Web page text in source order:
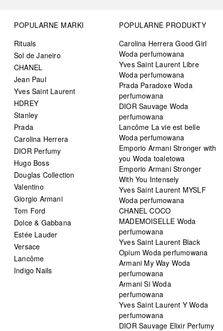
POPULARNE MARKI
Rituals
Sol de Janeiro
CHANEL
Jean Paul
Yves Saint Laurent
HDREY
Stanley
Prada
Carolina Herrera
DIOR Perfumy
Hugo Boss
Douglas Collection
Valentino
Giorgio Armani
Tom Ford
Dolce & Gabbana
Estée Lauder
Versace
Lancôme
Indigo Nails
POPULARNE PRODUKTY
Carolina Herrera Good Girl
Woda perfumowana
Yves Saint Laurent Libre
Woda perfumowana
Prada Paradoxe Woda
perfumowana
DIOR Sauvage Woda
perfumowana
Lancôme La vie est belle
Woda perfumowana
Emporio Armani Stronger with
you Woda toaletowa
Emporio Armani Stronger
With You Intensely
Yves Saint Laurent MYSLF
Woda perfumowana
CHANEL COCO
MADEMOISELLE Woda
perfumowana
Yves Saint Laurent Black
Opium Woda perfumowana
Armani My Way Woda
perfumowana
Armani Si Woda
perfumowana
Yves Saint Laurent Y Woda
perfumowana
DIOR Sauvage Elixir Perfumy